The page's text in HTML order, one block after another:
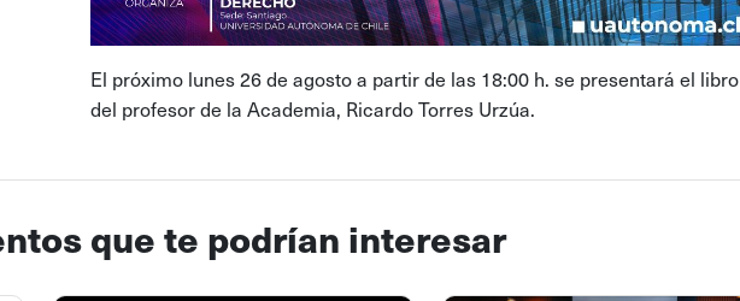
El próximo lunes 26 de agosto a partir de las 18:00 h. se presentará el libro
del profesor de la Academia, Ricardo Torres Urzúa.
que te podrían interesar